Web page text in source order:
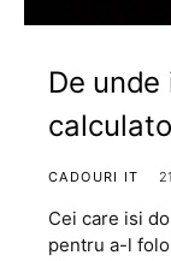
De
CADOURI IT
Cei care isi
pentru a-l